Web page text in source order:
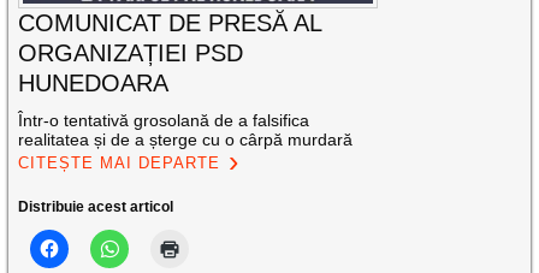
COMUNICAT DE PRESĂ AL
ORGANIZAȚIEI PSD
HUNEDOARA
Într-o tentativă grosolană de a falsifica
realitatea și de a șterge cu o cârpă murdară
CITEȘTE MAI DEPARTE
Distribuie acest articol